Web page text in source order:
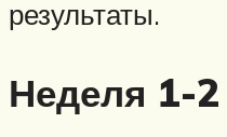
результаты.
Неделя 1-2